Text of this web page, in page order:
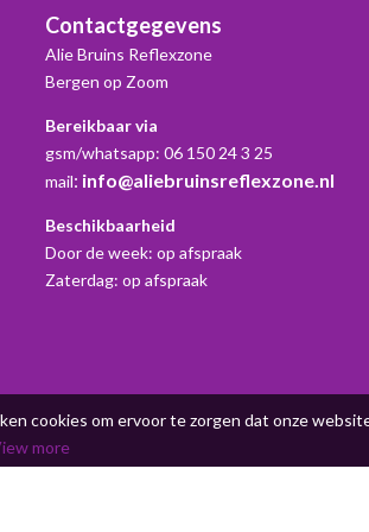
Contactgegevens
Alie Bruins Reflexzone
Bergen op Zoom
Bereikbaar via
gsm/whatsapp: 06 150 24 3 25
mail: info@aliebruinsreflexzone.nl
Beschikbaarheid
Door de week: op afspraak
Zaterdag: op afspraak
cookies om ervoor te zorgen dat onze
more